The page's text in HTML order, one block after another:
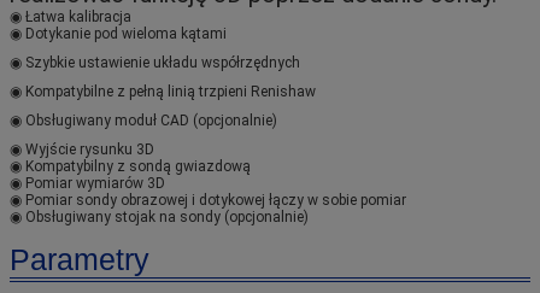
◉ Łatwa kalibracja
◉ Dotykanie pod wieloma kątami
◉ Szybkie ustawienie układu współrzędnych
◉ Kompatybilne z pełną linią trzpieni Renishaw
◉ Obsługiwany moduł CAD (opcjonalnie)
◉ Wyjście rysunku 3D
◉ Kompatybilny z sondą gwiazdową
◉ Pomiar wymiarów 3D
◉ Pomiar sondy obrazowej i dotykowej łączy w sobie pomiar
◉ Obsługiwany stojak na sondy (opcjonalnie)
Parametry